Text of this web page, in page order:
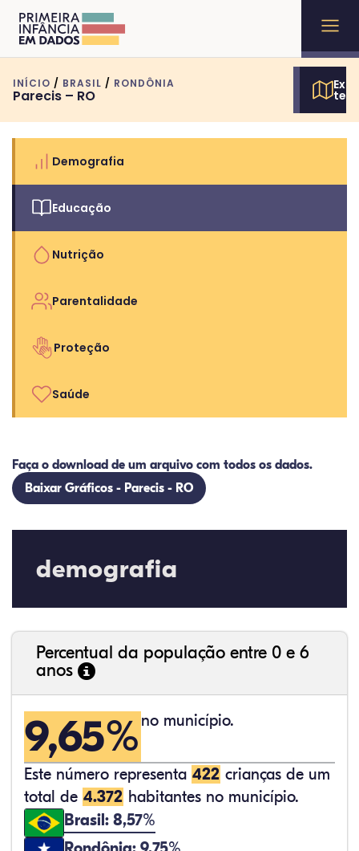
INÍCIO / BRASIL / RONDÔNIA
Parecis – RO
Demografia
Educação
Nutrição
Parentalidade
Proteção
Saúde
Faça o download de um arquivo com todos os dados.
Baixar Gráficos - Parecis - RO
demografia
Percentual da população entre 0 e 6
anos
9,65% no município.
Este número representa 422 crianças de um
total de 4.372 habitantes no município.
Brasil: 8,57%